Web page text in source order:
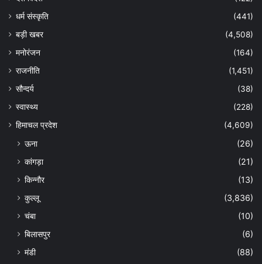
धर्म संस्कृति
(441)
बड़ी खबर
(4,508)
मनोरंजन
(164)
राजनीति
(1,451)
सौन्दर्य
(38)
स्वास्थ्य
(228)
हिमाचल प्रदेश
(4,609)
ऊना
(26)
कांगड़ा
(21)
किन्नौर
(13)
कुल्लू
(3,836)
चंबा
(10)
बिलासपुर
(6)
मंडी
(88)